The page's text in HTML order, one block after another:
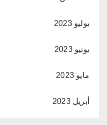
يوليو 2023
يونيو 2023
مايو 2023
أبريل 2023